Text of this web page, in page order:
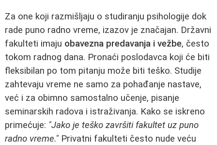
Za one koji razmišljaju o studiranju psihologije dok
rade puno radno vreme, izazov je značajan. Državni
fakulteti imaju obavezna predavanja i vežbe, često
tokom radnog dana. Pronaći poslodavca koji će biti
fleksibilan po tom pitanju može biti teško. Studije
zahtevaju vreme ne samo za pohađanje nastave,
već i za obimno samostalno učenje, pisanje
seminarskih radova i istraživanja. Kako se iskreno
primećuje: "Jako je teško završiti fakultet uz puno
radno vreme." Privatni fakulteti često nude veću